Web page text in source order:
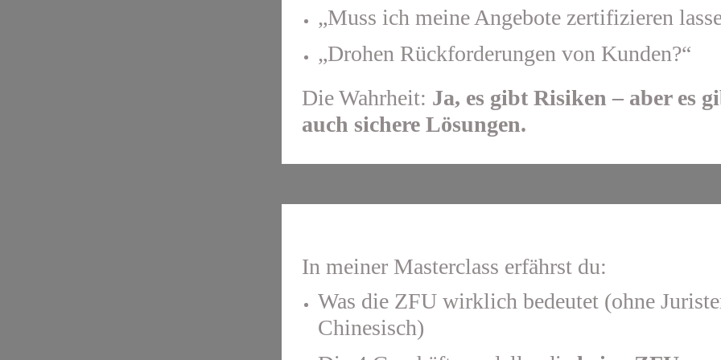
„Muss ich meine Angebote zertifizieren
„Drohen Rückforderungen von Kunden?“
Die Wahrheit: Ja, es gibt Risiken – aber es
auch sichere Lösungen.
In meiner Masterclass erfährst du:
Was die ZFU wirklich bedeutet (ohne
Chinesisch)